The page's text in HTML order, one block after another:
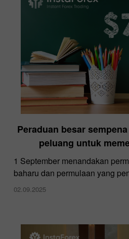
Peraduan besar
peluang untuk
1 September menandakan
baharu dan permulaan yang
02.09.2025